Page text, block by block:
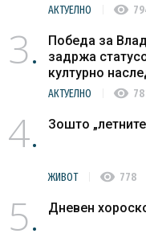
АКТУЕЛНО visibility
3
Победа за
задржа
културно
АКТУЕЛНО visibility
4 Зошто
ЖИВОТ visibility 778
5 Дневен